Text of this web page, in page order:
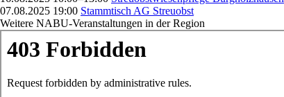
07.08.2025 19:00 Stammtisch AG Streuobst
Weitere NABU-Veranstaltungen in der Region